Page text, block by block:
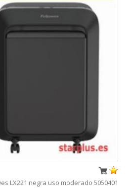
LX221 negra uso moderado 5050401